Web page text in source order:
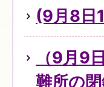
(9月8日
（9月9
難所の